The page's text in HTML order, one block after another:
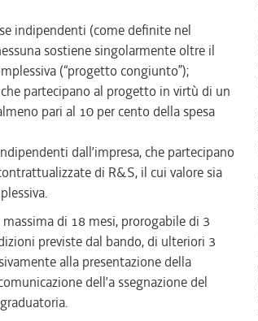
indipendenti (come definite nel
sostiene singolarmente oltre il
(“progetto congiunto”);
partecipano al progetto in virtù di un
pari al 10 per cento della spesa
dall’impresa, che partecipano
di R&S, il cui valore sia
di 18 mesi, prorogabile di 3
previste dal bando, di ulteriori 3
alla presentazione della
dell’a ssegnazione del